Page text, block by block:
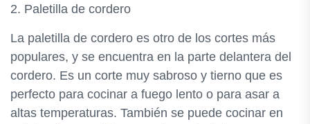
2. Paletilla de cordero
La paletilla de cordero es otro de los cortes más
populares, y se encuentra en la parte delantera del
cordero. Es un corte muy sabroso y tierno que es
perfecto para cocinar a fuego lento o para asar a
altas temperaturas. También se puede cocinar en